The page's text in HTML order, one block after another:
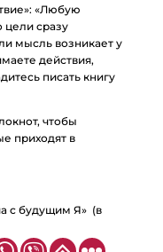
«Любую
цели сразу
мысль возникает у
действия,
писать книгу
чтобы
приходят в
с будущим Я» (в